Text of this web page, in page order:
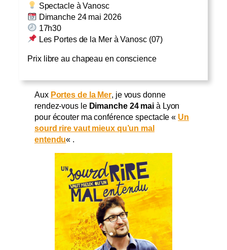
Spectacle à Vanosc
Dimanche 24 mai 2026
17h30
Les Portes de la Mer à Vanosc (07)
Prix libre au chapeau en conscience
Aux Portes de la Mer , je vous donne
rendez-vous le Dimanche 24 mai à Lyon
pour écouter ma conférence spectacle « Un
sourd rire vaut mieux qu’un mal
entendu« .